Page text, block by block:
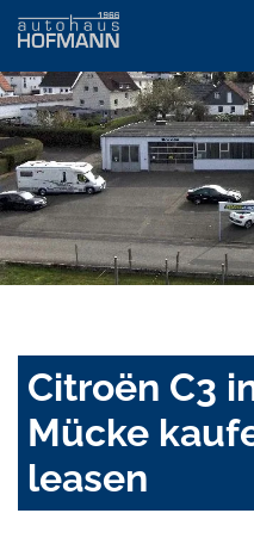
Citroën C3
Mücke
leasen